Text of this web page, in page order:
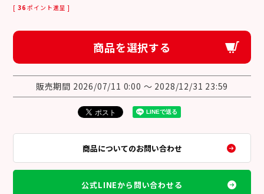
[ 36 ポイント進呈 ]
商品を選択する
販売期間 2026/07/11 0:00 〜 2028/12/31 23:59
商品についてのお問い合わせ
公式LINEから問い合わせる